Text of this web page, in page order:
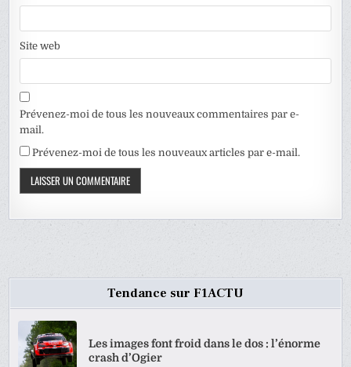
Site web
Prévenez-moi de tous les nouveaux commentaires par e-
mail.
Prévenez-moi de tous les nouveaux articles par e-mail.
Tendance sur F1ACTU
Les images font froid dans le dos : l’énorme
crash d’Ogier